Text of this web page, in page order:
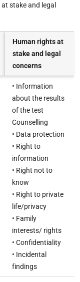
stake and legal
Human rights at
stake and legal
concerns
• Information
about the results
of the test
Counselling
• Data protection
• Right to
information
• Right not to
know
• Right to private
life/privacy
• Family
interests/ rights
• Confidentiality
• Incidental
findings